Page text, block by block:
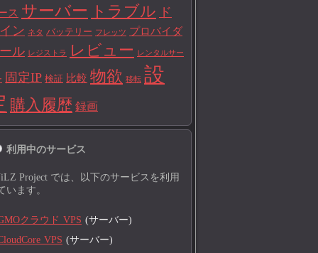
ス サーバー トラブル ド
ン ネタ バッテリー フレッツ プロバイダ
ル レジストラ レビュー レンタルサー
固定IP 検証 比較 物欲 移転 設
購入履歴 録画
利用中のサービス
Project では、以下のサービスを利用
います。
クラウド VPS (サーバー)
VPS (サーバー)